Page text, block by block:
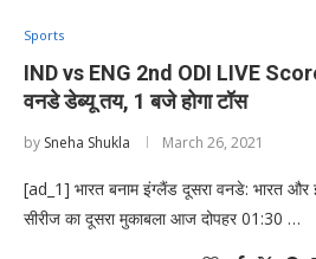
Sports
IND vs ENG 2nd ODI LIVE
वनडे डेब्यू तय, 1 बजे होगा टॉस
by Sneha Shukla March 26, 2021
[ad_1] भारत बनाम इंग्लैंड दूसरा वनडे: भारत
सीरीज का दूसरा मुकाबला आज दोपहर 01:30 …